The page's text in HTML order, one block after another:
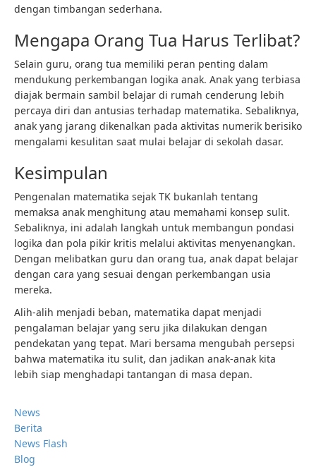
dengan timbangan sederhana.
Mengapa Orang Tua Harus Terlibat?
Selain guru, orang tua memiliki peran penting dalam
mendukung perkembangan logika anak. Anak yang terbiasa
diajak bermain sambil belajar di rumah cenderung lebih
percaya diri dan antusias terhadap matematika. Sebaliknya,
anak yang jarang dikenalkan pada aktivitas numerik berisiko
mengalami kesulitan saat mulai belajar di sekolah dasar.
Kesimpulan
Pengenalan matematika sejak TK bukanlah tentang
memaksa anak menghitung atau memahami konsep sulit.
Sebaliknya, ini adalah langkah untuk membangun pondasi
logika dan pola pikir kritis melalui aktivitas menyenangkan.
Dengan melibatkan guru dan orang tua, anak dapat belajar
dengan cara yang sesuai dengan perkembangan usia
mereka.
Alih-alih menjadi beban, matematika dapat menjadi
pengalaman belajar yang seru jika dilakukan dengan
pendekatan yang tepat. Mari bersama mengubah persepsi
bahwa matematika itu sulit, dan jadikan anak-anak kita
lebih siap menghadapi tantangan di masa depan.
News
Berita
News Flash
Blog